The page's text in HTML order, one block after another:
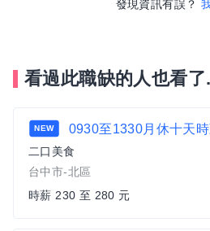
發現資訊有誤？
看過此職缺的人也看了
NEW 0930至1330月休十天
二口美食
台中市-北區
時薪 230 至 280 元